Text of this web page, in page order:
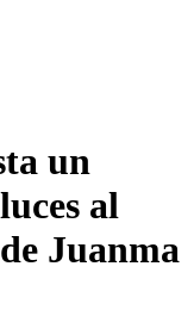
un
al
Juanma